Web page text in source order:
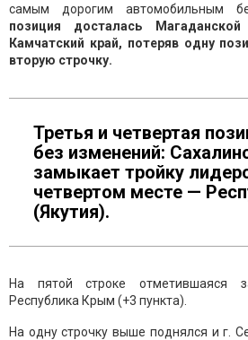
самым дорогим автомобильным
позиция досталась
Камчатский край, потеряв одну
вторую строчку.
Третья и четвертая
без изменений:
замыкает тройку
четвертом месте —
(Якутия).
На пятой строке отметившаяся
Республика Крым (+3 пункта).
На одну строчку выше поднялся и г.